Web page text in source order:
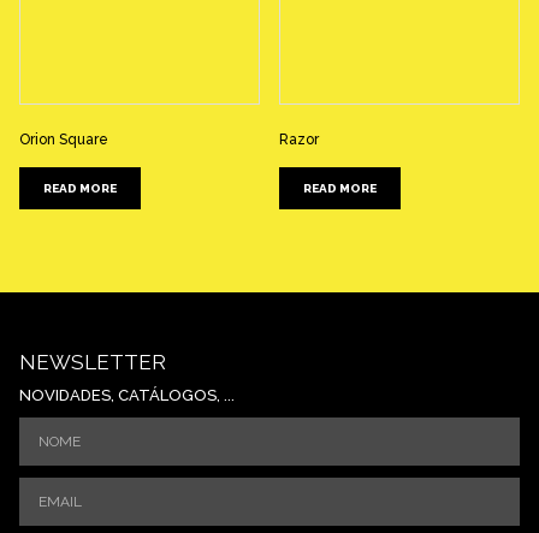
Orion Square
READ MORE
Razor
READ MORE
NEWSLETTER
NOVIDADES, CATÁLOGOS, ...